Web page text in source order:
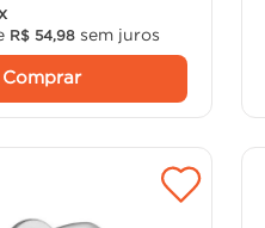
R$ 54 ,98 sem juros
Comprar